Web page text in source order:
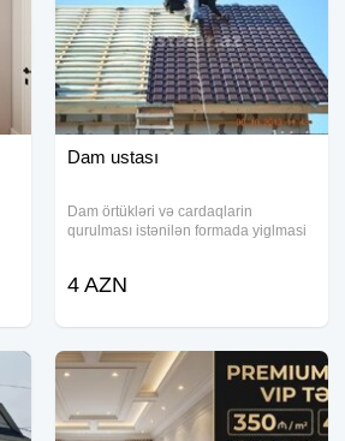
Dam ustası
Dam örtükləri və cardaqlarin
qurulması istənilən formada yiglmasi
4 AZN